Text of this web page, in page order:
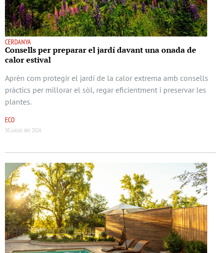
CERDANYA
Consells per preparar el jardí davant una onada de
calor estival
Aprèn com protegir el jardí de la calor extrema amb consells
pràctics per millorar el sòl, regar eficientment i preservar les
plantes.
ECO
30 juliol del 2026